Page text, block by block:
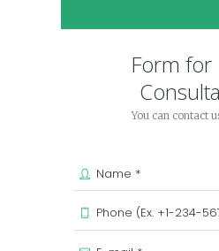
Form for
You can contact